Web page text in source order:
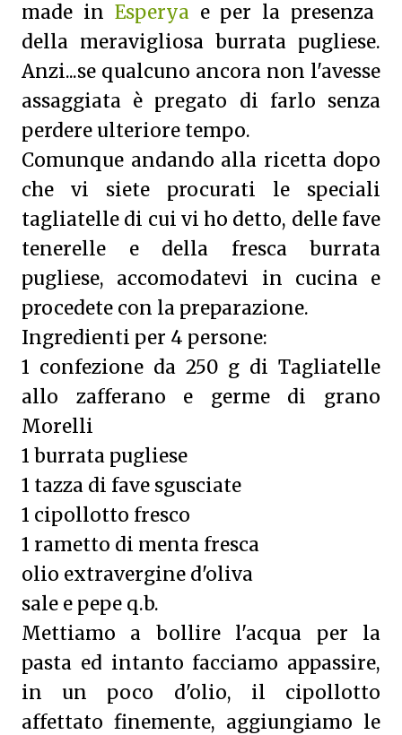
made in Esperyae per la presenza
della meravigliosa burrata pugliese.
Anzi...se qualcuno ancora non l'avesse
assaggiata è pregato di farlo senza
perdere ulteriore tempo.
Comunque andando alla ricetta dopo
che vi siete procurati le speciali
tagliatelle di cui vi ho detto, delle fave
tenerelle e della fresca burrata
pugliese, accomodatevi in cucina e
procedete con la preparazione.
Ingredienti per 4 persone:
1 confezione da 250 g di Tagliatelle
allo zafferano e germe di grano
Morelli
1 burrata pugliese
1 tazza di fave sgusciate
1 cipollotto fresco
1 rametto di menta fresca
olio extravergine d'oliva
sale e pepe q.b.
Mettiamo a bollire l'acqua per la
pasta ed intanto facciamo appassire,
in un poco d'olio, il cipollotto
affettato finemente, aggiungiamo le